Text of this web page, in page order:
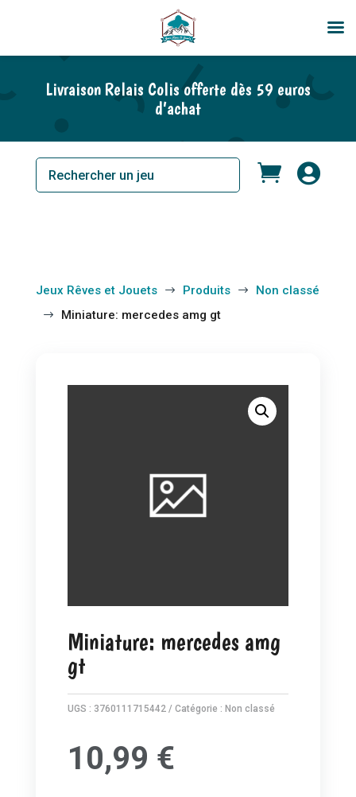
Livraison Relais Colis offerte dès 59 euros
d’achat
 
Jeux Rêves et Jouets $ Produits $ Non classé
$ Miniature: mercedes amg gt
Miniature: mercedes amg
gt
UGS : 3760111715442 Catégorie : Non classé
10,99 €